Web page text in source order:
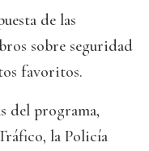
de las
sobre seguridad
favoritos.
del programa,
la Policía